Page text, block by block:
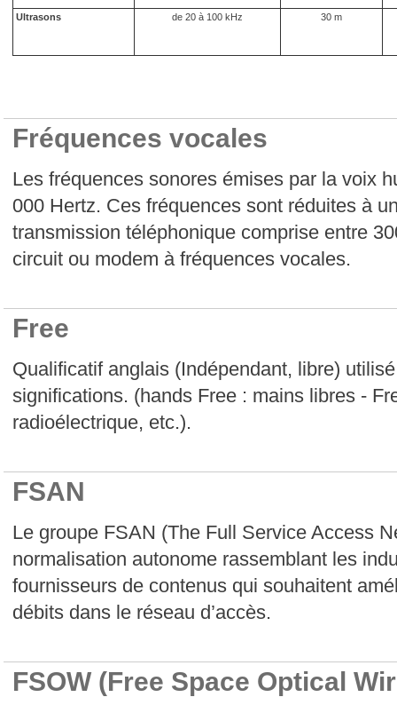
Ultrasons de 20 à 100 kHz 30 m
Fréquences vocales
Les fréquences sonores émises par la voix
000 Hertz. Ces fréquences sont réduites à
transmission téléphonique comprise entre
circuit ou modem à fréquences vocales.
Free
Qualificatif anglais (Indépendant, libre)
significations. (hands Free : mains libres -
radioélectrique, etc.).
FSAN
Le groupe FSAN (The Full Service Access
normalisation autonome rassemblant les
fournisseurs de contenus qui souhaitent
débits dans le réseau d’accès.
FSOW (Free Space Optical